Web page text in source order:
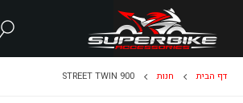
דף הבית חנות STREET TWIN 900